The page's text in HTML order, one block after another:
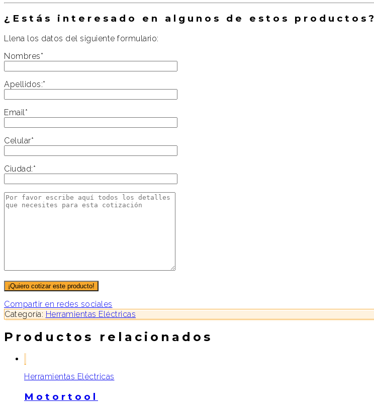
¿Estás interesado en algunos de estos productos?
Llena los datos del siguiente formulario:
Nombres*
Apellidos:*
Email*
Celular*
Ciudad:*
Compartir en redes sociales
Categoría: Herramientas Eléctricas
Productos relacionados
Herramientas Eléctricas
Motortool